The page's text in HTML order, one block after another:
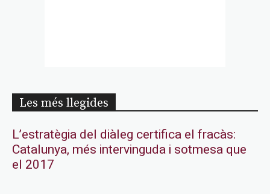
Les més llegides
L’estratègia del diàleg certifica el fracàs:
Catalunya, més intervinguda i sotmesa que
el 2017